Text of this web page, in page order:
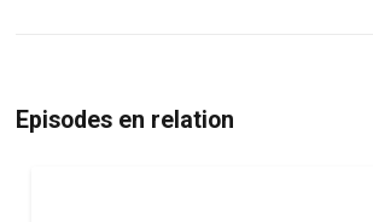
Episodes en relation